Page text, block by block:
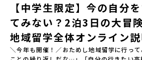
【中学生限定】今の自分
てみない？2泊3日の大冒
地域留学全体オンライン
＼今年も開催！／おためし地域留学に行っ